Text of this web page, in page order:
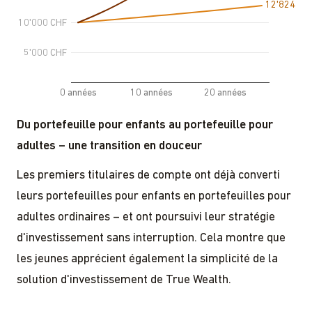
Du portefeuille pour enfants au portefeuille pour
adultes – une transition en douceur
Les premiers titulaires de compte ont déjà converti
leurs portefeuilles pour enfants en portefeuilles pour
adultes ordinaires – et ont poursuivi leur stratégie
d'investissement sans interruption. Cela montre que
les jeunes apprécient également la simplicité de la
solution d'investissement de True Wealth.